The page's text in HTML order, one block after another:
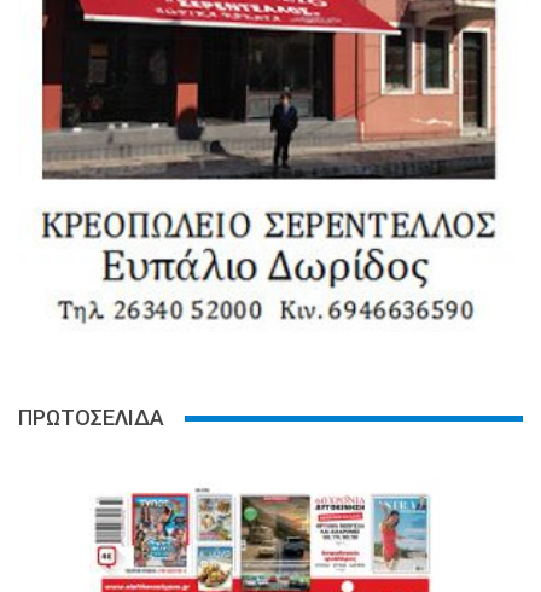
ΠΡΩΤΟΣΕΛΙΔΑ